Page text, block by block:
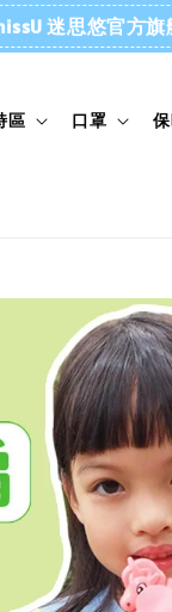
迷思悠官方
區 口罩